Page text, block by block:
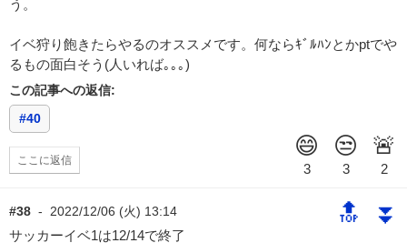
う。
イベ狩り飽きたらやるのオススメです。何ならｷﾞﾙﾊﾝとかptでや
るもの面白そう(人いれば｡｡｡)
この記事への返信:
#40
ここに返信
#38 - 2022/12/06 (火) 13:14 🔝 ⏬
サッカーイベ1は12/14で終了